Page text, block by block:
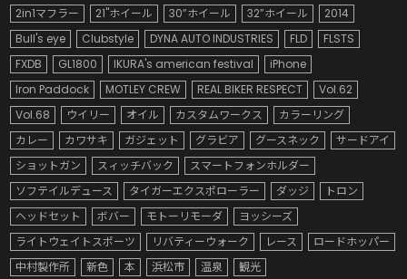
2in1マフラー 21"ホイール 30”ホイール 32”ホイール
2014
Bull's eye
Clubstyle DYNA AUTO INDUSTRIES FLD
FLSTS
FXDB
GL1800 IKURA's american festival
iPhone
Iron Paddock
MOTLEY CREW REAL BIKER RESPECT
Vol.62
Vol.68
ウイリー オイル カスタムワークス
カラーリング
カレー
カワサキ ガジェット グラビア グースネック
サードアイ
ショットガン
スィッチバック
スマートフォンホルダー
ソフテイルデュース
タイガーエクスポローラー ダッジ
トロン
ヘッドセット
ボバー モトーリモーダ
ヨッシーズ
ライトウェイトスポーツ
リバティーウォーク レース
ロードホッパー
中村製作所
新色 本 浜松市 温泉 観光